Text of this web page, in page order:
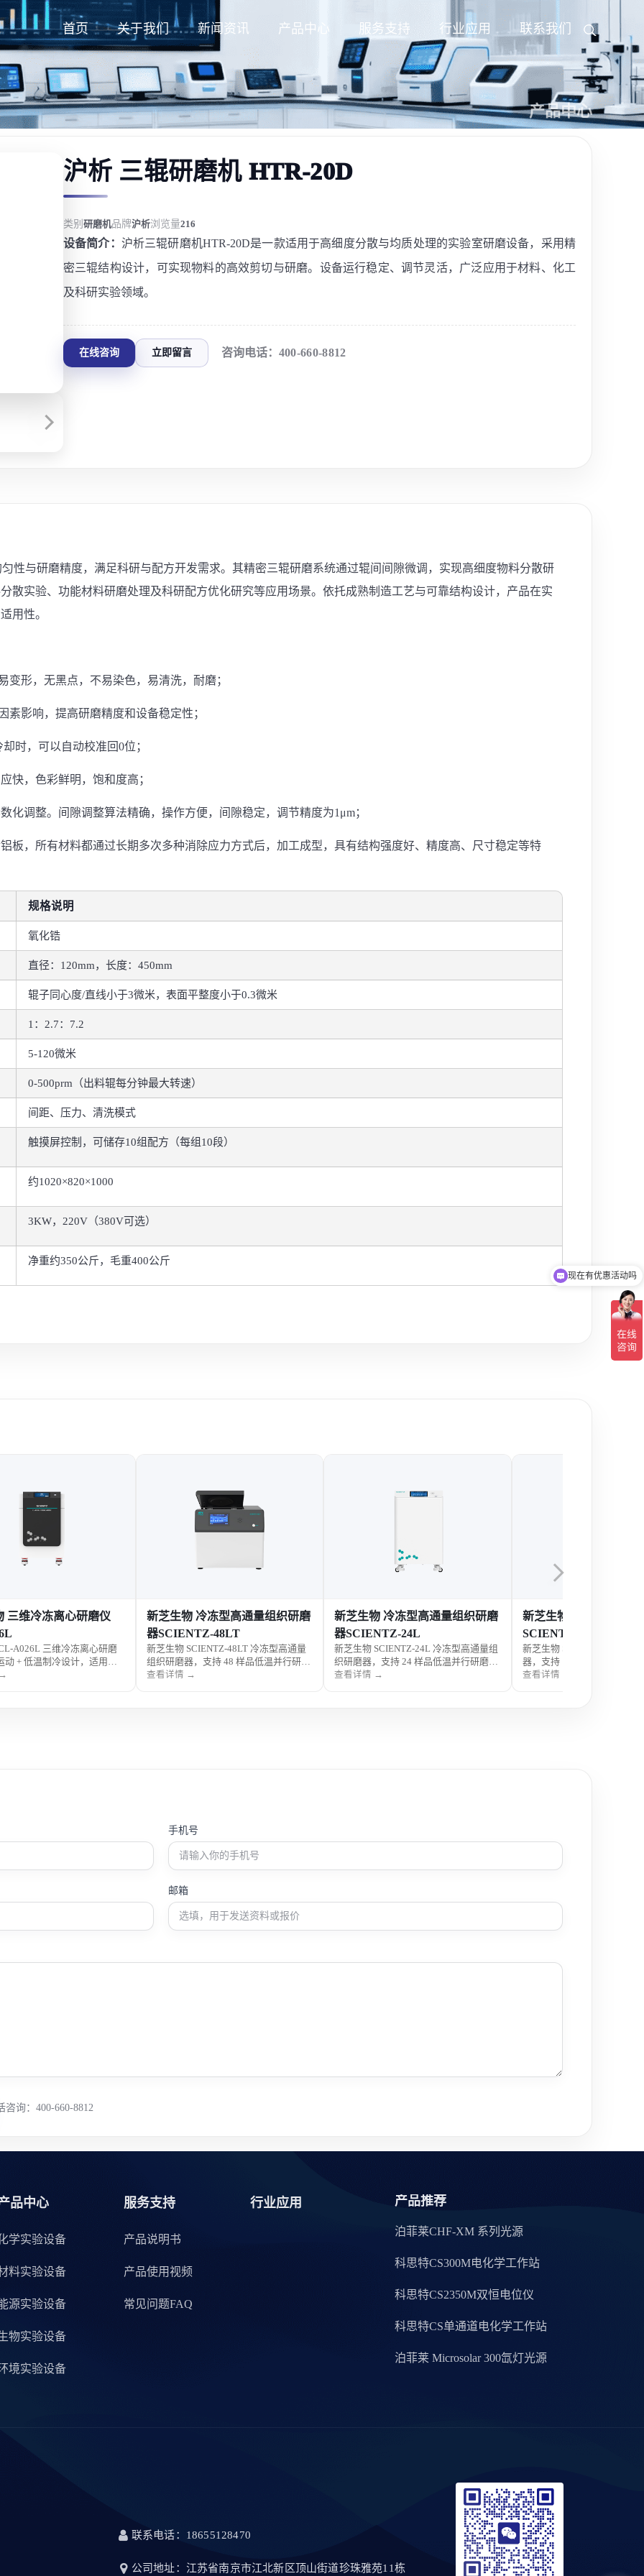
首页 关于我们 新闻资讯 产品中心 服务支持 行业应用 联系我们
产品中心
沪析 三辊研磨机 HTR-20D
类别 研磨机品牌沪析浏览量216
设备简介： 沪析三辊研磨机HTR-20D是一款适用于高细度分散与均质处理的实验室研磨设备，采用精
密三辊结构设计，可实现物料的高效剪切与研磨。设备运行稳定、调节灵活，广泛应用于材料、化工
及科研实验领域。
在线咨询 立即留言 咨询电话： 400-660-8812
性与研磨精度，满足科研与配方开发需求。其精密三辊研磨系统通过辊间间隙微调，实现高细度物料分散研
散实验、功能材料研磨处理及科研配方优化研究等应用场景。依托成熟制造工艺与可靠结构设计，产品在实
用性。
形，无黑点，不易染色，易清洗，耐磨；
影响，提高研磨精度和设备稳定性；
时，可以自动校准回0位；
快，色彩鲜明，饱和度高；
化调整。间隙调整算法精确，操作方便，间隙稳定，调节精度为1μm；
板，所有材料都通过长期多次多种消除应力方式后，加工成型，具有结构强度好、精度高、尺寸稳定等特
规格说明
氧化锆
直径：120mm，长度：450mm
辊子同心度/直线小于3微米，表面平整度小于0.3微米
1：2.7：7.2
5-120微米
0-500prm（出料辊每分钟最大转速）
间距、压力、清洗模式
触摸屏控制，可储存10组配方（每组10段）
约1020×820×1000
3KW，220V（380V可选）
净重约350公斤，毛重400公斤
三维冷冻离心研磨仪
A026L 三维冷冻离心研磨
动 + 低温制冷设计，适用于
提取、土壤检测、食品农残
新芝生物 冷冻型高通量组织研磨
器SCIENTZ-48LT
新芝生物 SCIENTZ-48LT 冷冻型高通量
组织研磨器，支持 48 样品低温并行研
磨，适用于 RNA / 蛋白提取、土壤检
查看详情 →
新芝生物 冷冻型高通量组织研磨
器SCIENTZ-24L
新芝生物 SCIENTZ-24L 冷冻型高通量组
织研磨器，支持 24 样品低温并行研磨，
适用于 RNA / 蛋白提取、土壤检测、食
查看详情 →
新芝生物 高通量组织研
SCIENTZ-192
新芝生物 SCIENTZ-192 高通
器，支持 192 样品并行处理
调，适用于 DNA/RNA 提取
查看详情 →
手机号
邮箱
咨询：400-660-8812
品中心
学实验设备
料实验设备
源实验设备
物实验设备
境实验设备
服务支持
产品说明书
产品使用视频
常见问题FAQ
行业应用 产品推荐
泊菲莱CHF-XM 系列光源
科思特CS300M电化学工作站
科思特CS2350M双恒电位仪
科思特CS单通道电化学工作站
泊菲莱 Microsolar 300氙灯光源
联系电话：18655128470
公司地址：江苏省南京市江北新区顶山街道珍珠雅苑11栋
现在有优惠活动吗